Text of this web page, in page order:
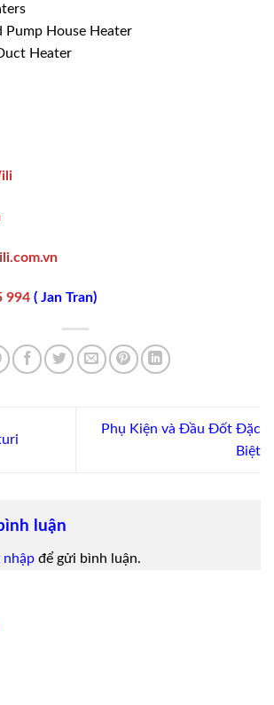
Pump House Heater
Heater
994 ( Jan Tran)
Phụ Kiện và Đầu Đốt Đặc
Biệt
luận
nhập để gửi bình luận.